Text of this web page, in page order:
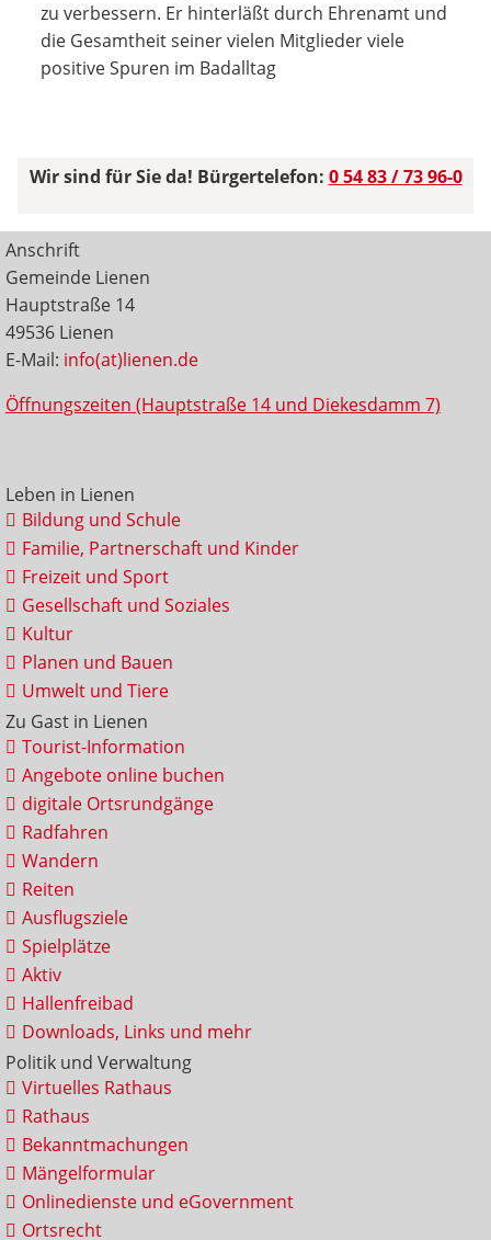
zu verbessern. Er hinterläßt durch Ehrenamt und
die Gesamtheit seiner vielen Mitglieder viele
positive Spuren im Badalltag
Wir sind für Sie da! Bürgertelefon: 0 54 83 / 73 96-0
Anschrift
Gemeinde Lienen
Hauptstraße 14
49536 Lienen
E-Mail: info(at)lienen.de
Öffnungszeiten (Hauptstraße 14 und Diekesdamm 7)
Leben in Lienen
Bildung und Schule
Familie, Partnerschaft und Kinder
Freizeit und Sport
Gesellschaft und Soziales
Kultur
Planen und Bauen
Umwelt und Tiere
Zu Gast in Lienen
Tourist-Information
Angebote online buchen
digitale Ortsrundgänge
Radfahren
Wandern
Reiten
Ausflugsziele
Spielplätze
Aktiv
Hallenfreibad
Downloads, Links und mehr
Politik und Verwaltung
Virtuelles Rathaus
Rathaus
Bekanntmachungen
Mängelformular
Onlinedienste und eGovernment
Ortsrecht